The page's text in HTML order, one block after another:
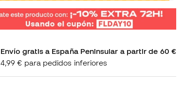
Envío gratis a España Peninsular a partir de 60 €
4,99 € para pedidos inferiores